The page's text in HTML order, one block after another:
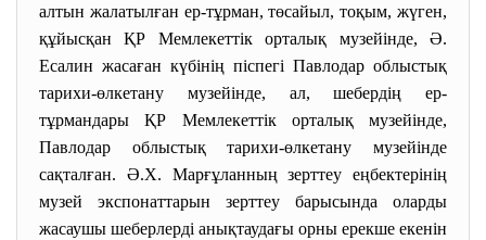
алтын жалатылған ер-тұрман, төсайыл, тоқым, жүген,
құйысқан ҚР Мемлекеттік орталық музейінде, Ә.
Есалин жасаған күбінің піспегі Павлодар облыстық
тарихи-өлкетану музейінде, ал, шебердің ер-
тұрмандары ҚР Мемлекеттік орталық музейінде,
Павлодар облыстық тарихи-өлкетану музейінде
сақталған. Ә.Х. Марғұланның зерттеу еңбектерінің
музей экспонаттарын зерттеу барысында оларды
жасаушы шеберлерді анықтаудағы орны ерекше екенін